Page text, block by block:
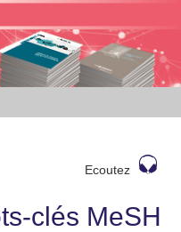
Ecoutez
clés MeSH